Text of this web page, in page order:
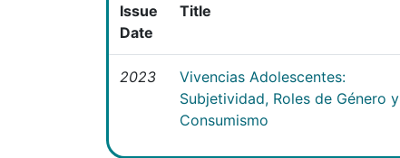
Issue
Date
Title
2023
Vivencias Adolescentes:
Subjetividad, Roles de Género y
Consumismo